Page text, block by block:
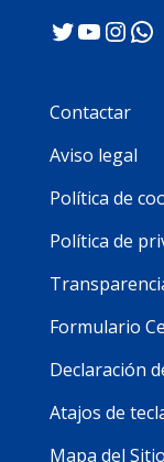
Twitter
Contactar
Aviso legal
Política de
Política de
Formulario
Declaración
Atajos de
Mapa del